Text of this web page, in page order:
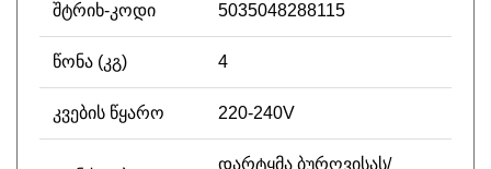
შტრიხ-კოდი 5035048288115
წონა (კგ) 4
კვების წყარო 220-240V
დარტყმა ბურღვისას/